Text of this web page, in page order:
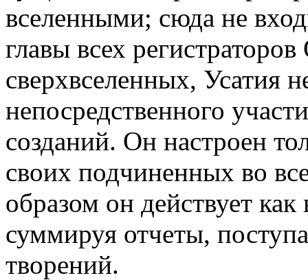
вселенными; сюда не
главы всех
сверхвселенных, Усатия
непосредственного
созданий. Он настроен
своих подчиненных во
образом он действует
суммируя отчеты,
творений.